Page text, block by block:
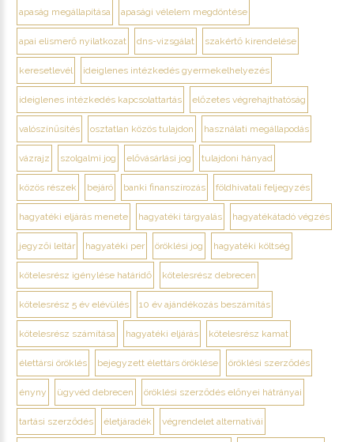
apaság megállapítása apasági vélelem megdöntése
apai elismerő nyilatkozat dns-vizsgálat szakértő kirendelése
keresetlevél ideiglenes intézkedés gyermekelhelyezés
ideiglenes intézkedés kapcsolattartás előzetes végrehajthatóság
valószínűsítés osztatlan közös tulajdon használati megállapodás
vázrajz szolgalmi jog elővásárlási jog tulajdoni hányad
közös részek bejáró banki finanszírozás földhivatali feljegyzés
hagyatéki eljárás menete hagyatéki tárgyalás hagyatékátadó végzés
jegyzői leltár hagyatéki per öröklési jog hagyatéki költség
kötelesrész igénylése határidő kötelesrész debrecen
kötelesrész 5 év elévülés 10 év ajándékozás beszámítás
kötelesrész számítása hagyatéki eljárás kötelesrész kamat
élettársi öröklés bejegyzett élettárs öröklése öröklési szerződés
ényny ügyvéd debrecen öröklési szerződés előnyei hátrányai
tartási szerződés életjáradék végrendelet alternatívái